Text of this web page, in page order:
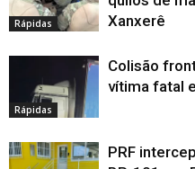
Rápidas
Xanxerê
Rápidas
Colisão
vítima fatal
PRF